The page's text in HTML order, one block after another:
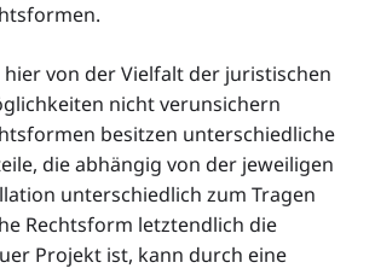
von der Vielfalt der juristischen
nicht verunsichern
besitzen unterschiedliche
die abhängig von der jeweiligen
unterschiedlich zum Tragen
Rechtsform letztendlich die
Projekt ist, kann durch eine